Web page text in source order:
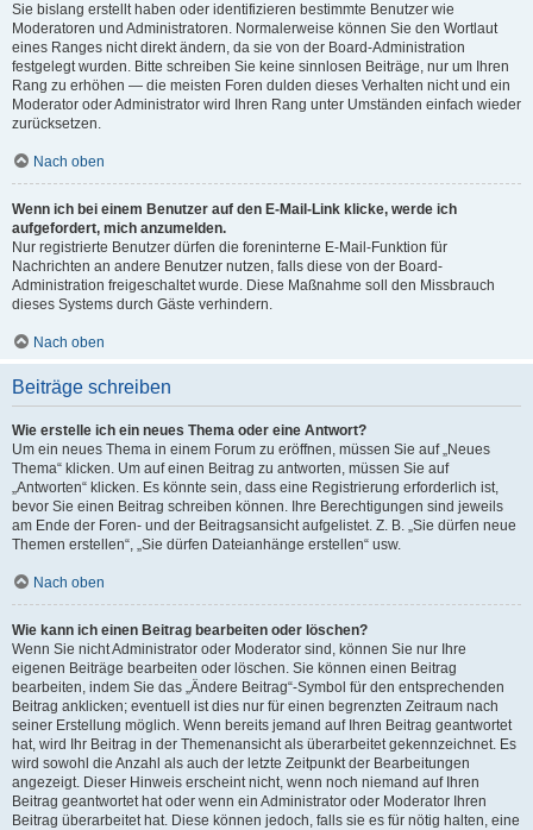
Sie bislang erstellt haben oder identifizieren bestimmte Benutzer wie
Moderatoren und Administratoren. Normalerweise können Sie den Wortlaut
eines Ranges nicht direkt ändern, da sie von der Board-Administration
festgelegt wurden. Bitte schreiben Sie keine sinnlosen Beiträge, nur um Ihren
Rang zu erhöhen — die meisten Foren dulden dieses Verhalten nicht und ein
Moderator oder Administrator wird Ihren Rang unter Umständen einfach wieder
zurücksetzen.
Nach oben
Wenn ich bei einem Benutzer auf den E-Mail-Link klicke, werde ich
aufgefordert, mich anzumelden.
Nur registrierte Benutzer dürfen die foreninterne E-Mail-Funktion für
Nachrichten an andere Benutzer nutzen, falls diese von der Board-
Administration freigeschaltet wurde. Diese Maßnahme soll den Missbrauch
dieses Systems durch Gäste verhindern.
Nach oben
Beiträge schreiben
Wie erstelle ich ein neues Thema oder eine Antwort?
Um ein neues Thema in einem Forum zu eröffnen, müssen Sie auf „Neues
Thema“ klicken. Um auf einen Beitrag zu antworten, müssen Sie auf
„Antworten“ klicken. Es könnte sein, dass eine Registrierung erforderlich ist,
bevor Sie einen Beitrag schreiben können. Ihre Berechtigungen sind jeweils
am Ende der Foren- und der Beitragsansicht aufgelistet. Z. B. „Sie dürfen neue
Themen erstellen“, „Sie dürfen Dateianhänge erstellen“ usw.
Nach oben
Wie kann ich einen Beitrag bearbeiten oder löschen?
Wenn Sie nicht Administrator oder Moderator sind, können Sie nur Ihre
eigenen Beiträge bearbeiten oder löschen. Sie können einen Beitrag
bearbeiten, indem Sie das „Ändere Beitrag“-Symbol für den entsprechenden
Beitrag anklicken; eventuell ist dies nur für einen begrenzten Zeitraum nach
seiner Erstellung möglich. Wenn bereits jemand auf Ihren Beitrag geantwortet
hat, wird Ihr Beitrag in der Themenansicht als überarbeitet gekennzeichnet. Es
wird sowohl die Anzahl als auch der letzte Zeitpunkt der Bearbeitungen
angezeigt. Dieser Hinweis erscheint nicht, wenn noch niemand auf Ihren
Beitrag geantwortet hat oder wenn ein Administrator oder Moderator Ihren
Beitrag überarbeitet hat. Diese können jedoch, falls sie es für nötig halten, eine